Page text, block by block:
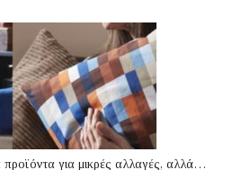
για μικρές αλλαγές, αλλά…